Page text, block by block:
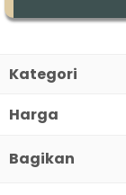
Kategori
Harga
Bagikan